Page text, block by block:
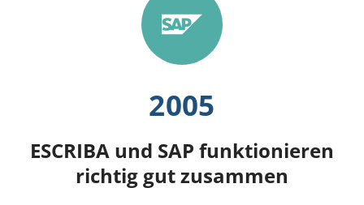
2005
ESCRIBA und SAP funktionieren
richtig gut zusammen